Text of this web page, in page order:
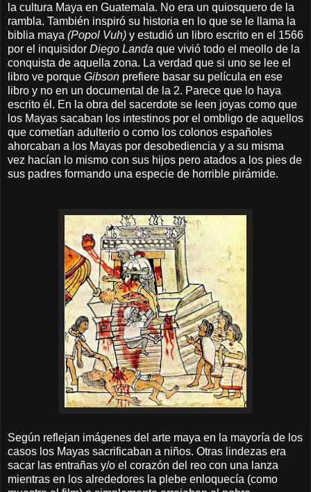
la cultura Maya en Guatemala. No era un quiosquero de la
rambla. También inspiró su historia en lo que se le llama la
biblia maya (Popol Vuh) y estudió un libro escrito en el 1566
por el inquisidor Diego Landa que vivió todo el meollo de la
conquista de aquella zona. La verdad que si uno se lee el
libro ve porque Gibson prefiere basar su película en ese
libro y no en un documental de la 2. Parece que lo haya
escrito él. En la obra del sacerdote se leen joyas como que
los Mayas sacaban los intestinos por el ombligo de aquellos
que cometían adulterio o como los colonos españoles
ahorcaban a los Mayas por desobediencia y a su misma
vez hacían lo mismo con sus hijos pero atados a los pies de
sus padres formando una especie de horrible pirámide.
Según reflejan imágenes del arte maya en la mayoría de los
casos los Mayas sacrificaban a niños. Otras lindezas era
sacar las entrañas y/o el corazón del reo con una lanza
mientras en los alrededores la plebe enloquecía (como